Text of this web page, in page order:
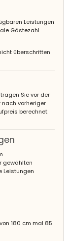
es verdient,
Amb in
Perle von
aufs Meer
Leistungen
Gästezahl
überschritten
Sie vor der
nach vorheriger
berechnet
gewählten
Leistungen
180 cm mal 85